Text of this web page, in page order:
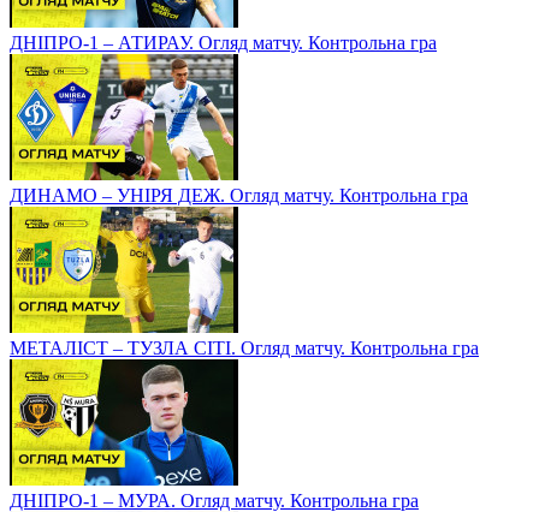
ДНІПРО-1 – АТИРАУ. Огляд матчу. Контрольна гра
ДИНАМО – УНІРЯ ДЕЖ. Огляд матчу. Контрольна гра
МЕТАЛІСТ – ТУЗЛА СІТІ. Огляд матчу. Контрольна гра
ДНІПРО-1 – МУРА. Огляд матчу. Контрольна гра